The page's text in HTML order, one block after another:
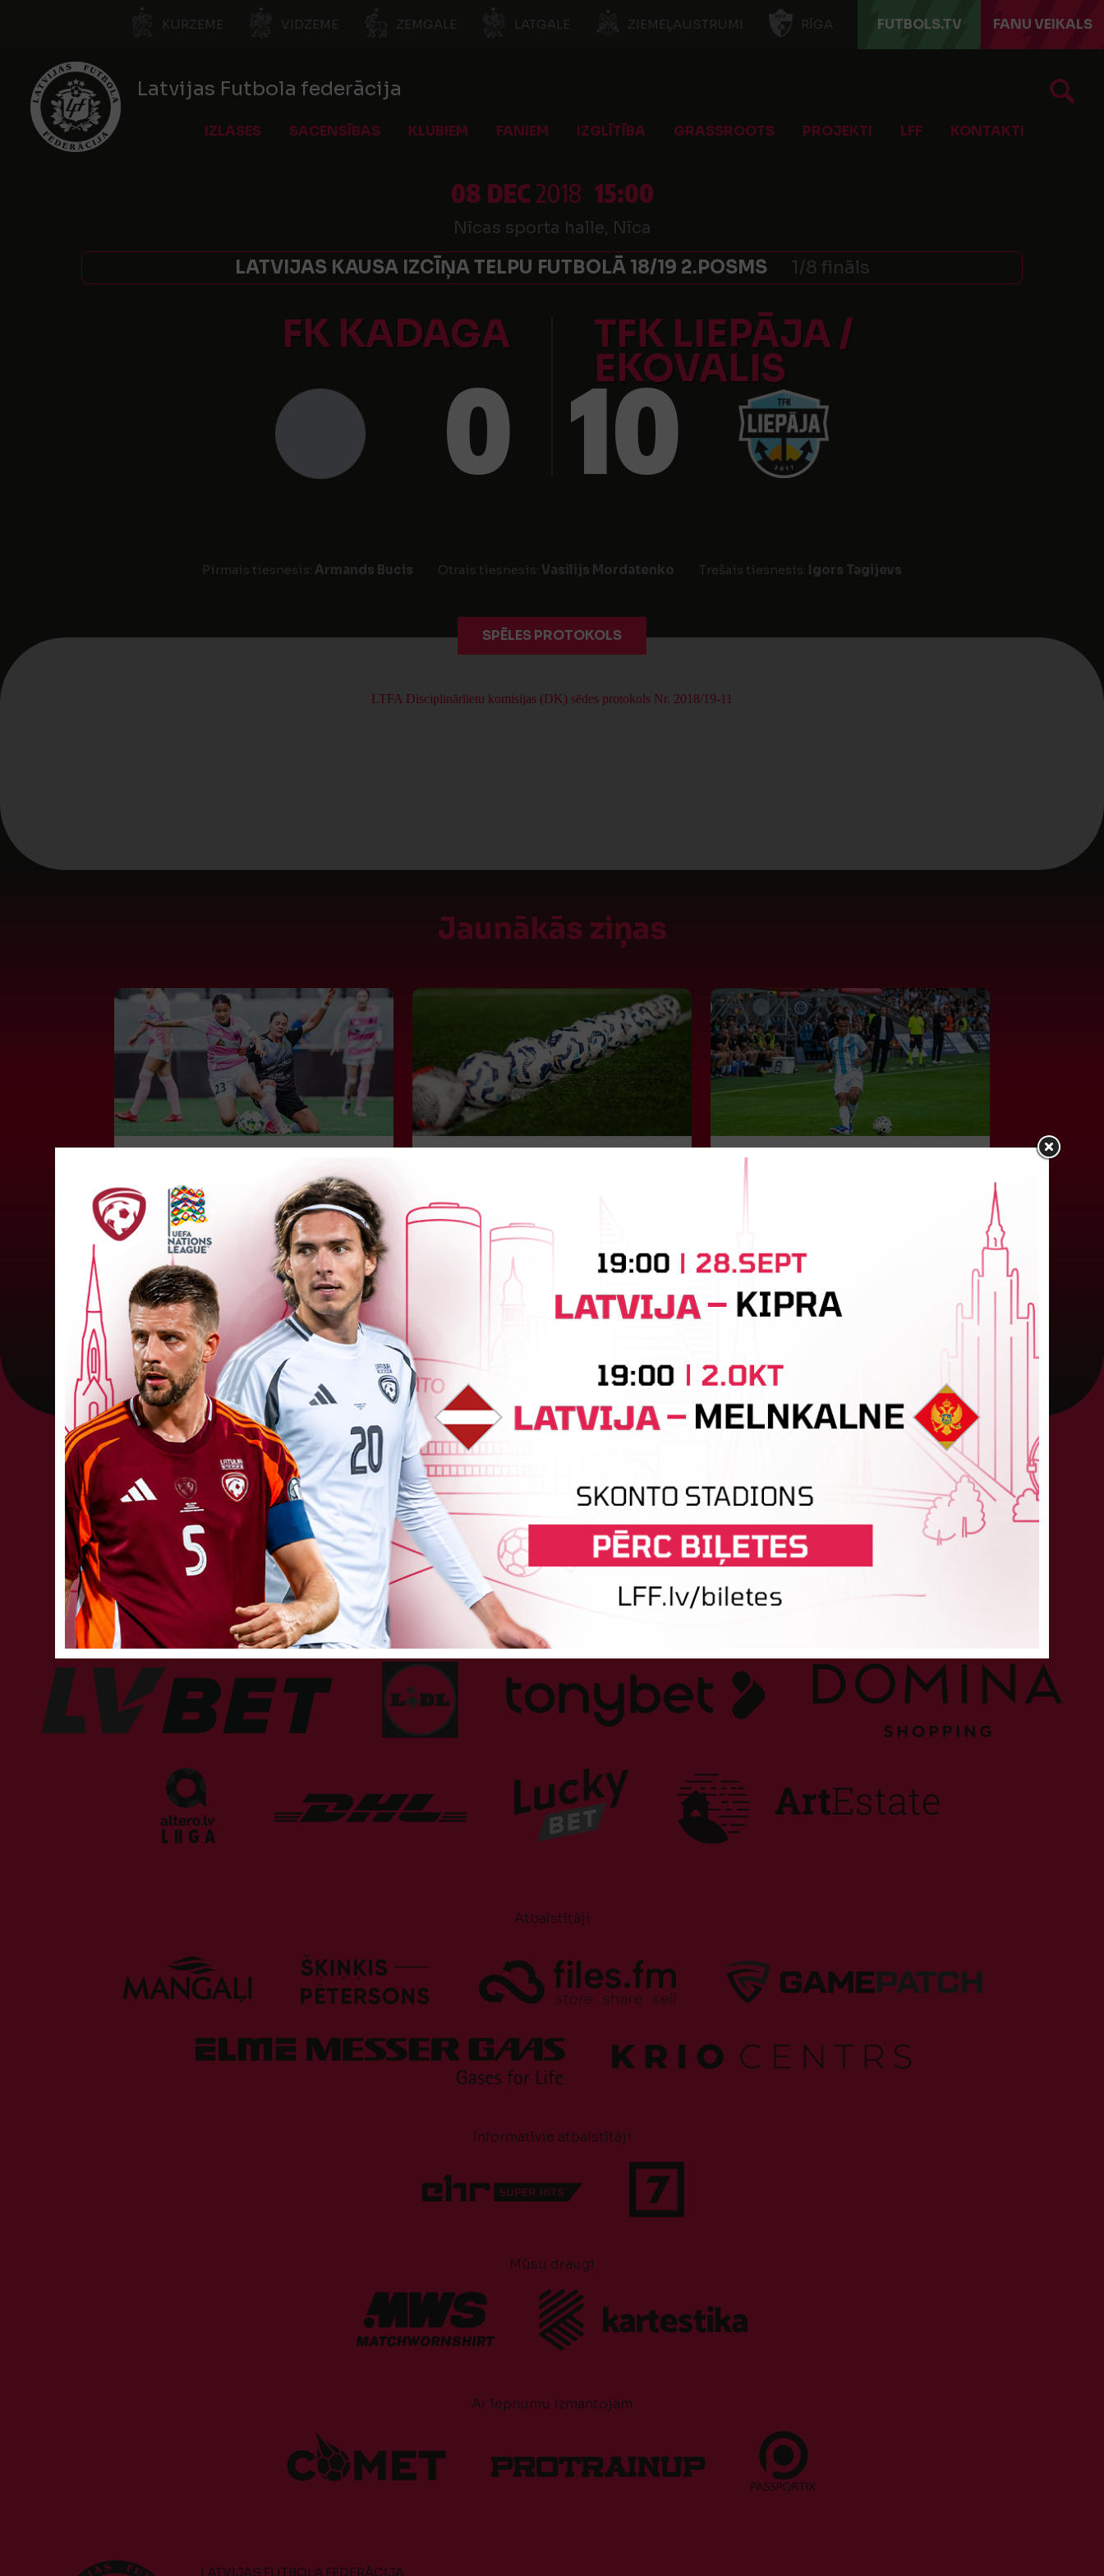
KURZEME VIDZEME ZEMGALE LATGALE ZIEMEĻAUSTRUMI RĪGA FUTBOLS.TV FANU VEIKALS
Latvijas Futbola federācija
IZLASES SACENSĪBAS KLUBIEM FANIEM IZGLĪTĪBA GRASSROOTS PROJEKTI LFF KONTAKTI
08 DEC2018 15:00
Nīcas sporta halle, Nīca
LATVIJAS KAUSA IZCĪŅA TELPU FUTBOLĀ 18/19 2.POSMS 1/8 fināls
FK KADAGA TFK LIEPĀJA /
EKOVALIS
0 10
Pirmais tiesnesis: Armands Bucis Otrais tiesnesis: Vasilijs Mordatenko Trešais tiesnesis: Igors Tagijevs
SPĒLES PROTOKOLS
LTFA Disciplinārlietu komisijas (DK) sēdes protokols Nr. 2018/19-11
Jaunākās ziņas
vēsturisko eirokausu sezonu
Latvijas klubs "Riga FC Women" sestdien UEFA
Čempionu līgas kvalifikācijas otrajā kārtā ar 1:4
piekāpās Lietuvas "Gintra". Ar šo spēli Latvijas
klubam beidzās eirokausu...
08. augusts 2026.
Nr. DK 26/-38 Rīgā, 2026. gada 6. augustā.
Piedalās:Komitejas locekļi: Jevgenija
Tverjanoviča-Bore, Raivis Grīnbergs...
07. augusts 2026.
"Riga FC" iegūst handikapu, RFS
būs jāatspēlējas
0:2 zaudēja Čehijas "Jablonec"...
06. augusts 2026.
Tehniskais sponsors
Sponsori
Atbalstītāji
Informatīvie atbalstītāji
Mūsu draugi
Ar lepnumu izmantojam
LATVIJAS FUTBOLA FEDERĀCIJA